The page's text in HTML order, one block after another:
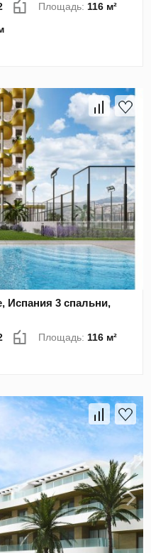
Площадь:116 м²
Испания 3 спальни,
Площадь: 116 м²